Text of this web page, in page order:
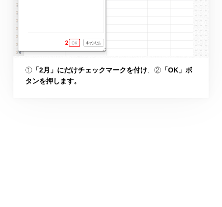
①「2月」にだけチェックマークを付け、②「OK」ボ
タンを押します。